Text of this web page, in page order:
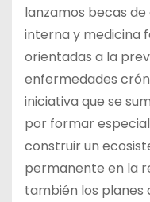
lanzamos becas
interna y medicina
orientadas a la
enfermedades
iniciativa que se
por formar
construir un
permanente en la
también los planes